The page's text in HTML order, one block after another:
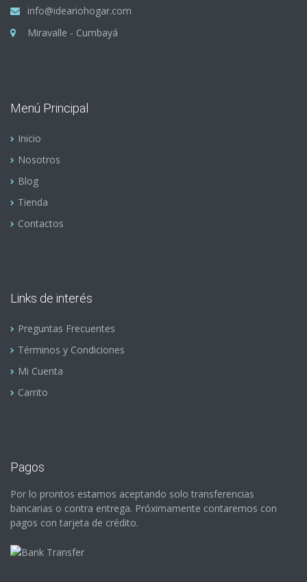
info@ideariohogar.com
Miravalle - Cumbayá
Menú Principal
Inicio
Nosotros
Blog
Tienda
Contactos
Links de interés
Preguntas Frecuentes
Términos y Condiciones
Mi Cuenta
Carrito
Pagos
Por lo prontos estamos aceptando solo transferencias
bancarias o contra entrega. Próximamente contaremos con
pagos con tarjeta de crédito.